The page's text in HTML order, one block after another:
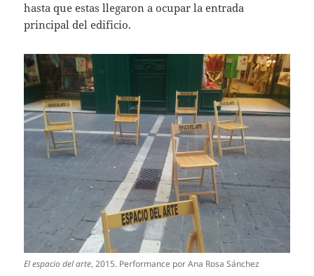
hasta que estas llegaron a ocupar la entrada
principal del edificio.
El espacio del arte, 2015. Performance por Ana Rosa Sánchez